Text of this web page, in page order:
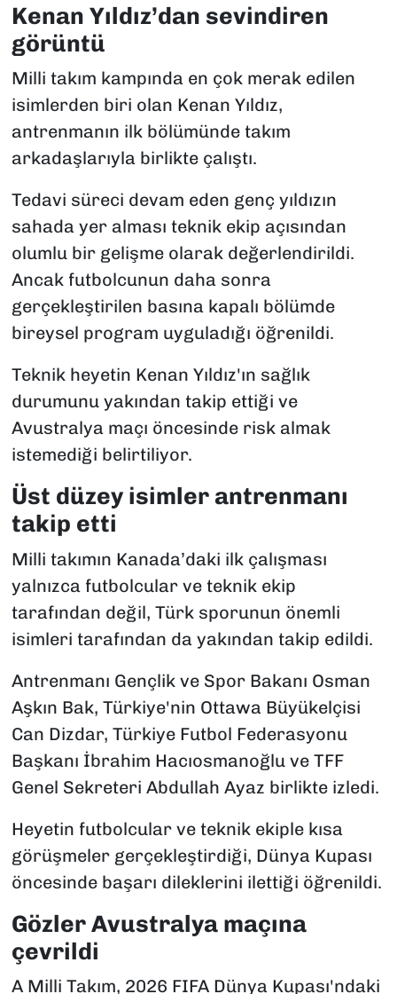
Kenan Yıldız’dan sevindiren
görüntü
Milli takım kampında en çok merak edilen
isimlerden biri olan Kenan Yıldız,
antrenmanın ilk bölümünde takım
arkadaşlarıyla birlikte çalıştı.
Tedavi süreci devam eden genç yıldızın
sahada yer alması teknik ekip açısından
olumlu bir gelişme olarak değerlendirildi.
Ancak futbolcunun daha sonra
gerçekleştirilen basına kapalı bölümde
bireysel program uyguladığı öğrenildi.
Teknik heyetin Kenan Yıldız'ın sağlık
durumunu yakından takip ettiği ve
Avustralya maçı öncesinde risk almak
istemediği belirtiliyor.
Üst düzey isimler antrenmanı
takip etti
Milli takımın Kanada’daki ilk çalışması
yalnızca futbolcular ve teknik ekip
tarafından değil, Türk sporunun önemli
isimleri tarafından da yakından takip edildi.
Antrenmanı Gençlik ve Spor Bakanı Osman
Aşkın Bak, Türkiye'nin Ottawa Büyükelçisi
Can Dizdar, Türkiye Futbol Federasyonu
Başkanı İbrahim Hacıosmanoğlu ve TFF
Genel Sekreteri Abdullah Ayaz birlikte izledi.
Heyetin futbolcular ve teknik ekiple kısa
görüşmeler gerçekleştirdiği, Dünya Kupası
öncesinde başarı dileklerini ilettiği öğrenildi.
Gözler Avustralya maçına
çevrildi
A Milli Takım, 2026 FIFA Dünya Kupası'ndaki